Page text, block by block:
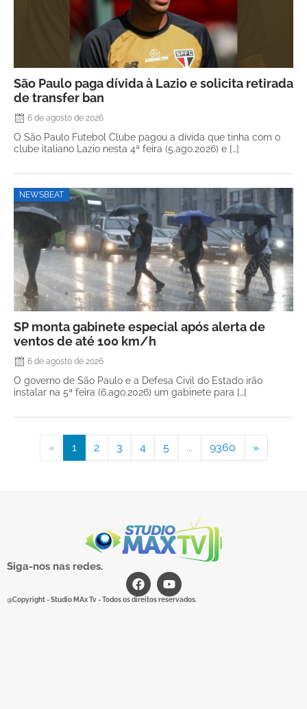
São Paulo paga dívida à Lazio e solicita retirada
de transfer ban
6 de agosto de 2026
O São Paulo Futebol Clube pagou a dívida que tinha com o
clube italiano Lazio nesta 4ª feira (5.ago.2026) e […]
NEWSBEAT
SP monta gabinete especial após alerta de
ventos de até 100 km/h
6 de agosto de 2026
O governo de São Paulo e a Defesa Civil do Estado irão
instalar na 5ª feira (6.ago.2026) um gabinete para […]
« 1 2 3 4 5 ... 9360 »
Siga-nos nas redes.
@Copyright - Studio MAx Tv - Todos os direitos reservados.